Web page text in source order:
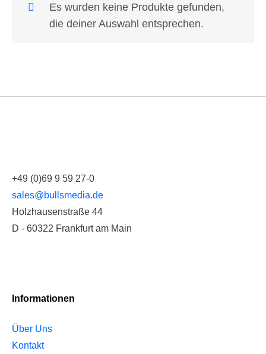
Es wurden keine Produkte gefunden,
die deiner Auswahl entsprechen.
+49 (0)69 9 59 27-0
sales@bullsmedia.de
Holzhausenstraße 44
D - 60322 Frankfurt am Main
Informationen
Über Uns
Kontakt